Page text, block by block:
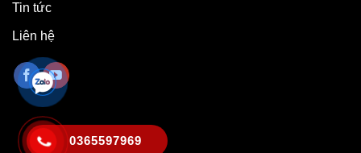
Tin tức
Liên hệ
0365597969